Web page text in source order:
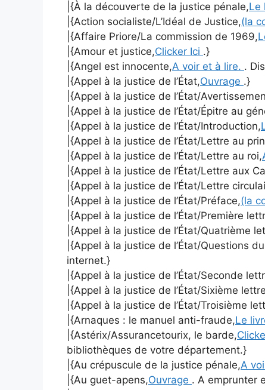
|{À la découverte de la justice pénale,Le
|{Action socialiste/L’Idéal de Justice,(la
|{Affaire Priore/La commission de 1969,
|{Amour et justice,Clicker Ici .}
|{Angel est innocente,A voir et à lire. .
|{Appel à la justice de l’État,Ouvrage .}
|{Appel à la justice de l’État/
|{Appel à la justice de l’État/Épitre au
|{Appel à la justice de l’État/Introduction,
|{Appel à la justice de l’État/Lettre au
|{Appel à la justice de l’État/Lettre au roi,
|{Appel à la justice de l’État/Lettre aux
|{Appel à la justice de l’État/Lettre
|{Appel à la justice de l’État/Préface,(la
|{Appel à la justice de l’État/Première
|{Appel à la justice de l’État/Quatrième
|{Appel à la justice de l’État/Questions
internet.}
|{Appel à la justice de l’État/Seconde
|{Appel à la justice de l’État/Sixième
|{Appel à la justice de l’État/Troisième
|{Arnaques : le manuel anti-fraude,Le
|{Astérix/Assurancetourix, le barde,
bibliothèques de votre département.}
|{Au crépuscule de la justice pénale,A
|{Au guet-apens,Ouvrage . A emprunter